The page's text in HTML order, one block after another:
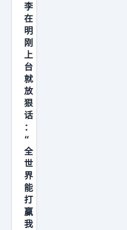
李
在
明
刚
上
台
就
放
狠
话
：
“
全
世
界
能
打
赢
我